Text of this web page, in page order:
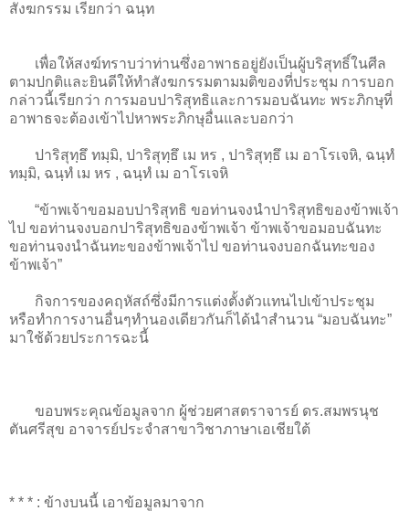
สังฆกรรม เรียกว่า ฉนฺท
เพื่อให้สงฆ์ทราบว่าท่านซึ่งอาพาธอยู่ยังเป็นผู้บริสุทธิ์ในศีล
ตามปกติและยินดีให้ทำสังฆกรรมตามมติของที่ประชุม การบอก
กล่าวนี้เรียกว่า การมอบปาริสุทธิและการมอบฉันทะ พระภิกษุที่
อาพาธจะต้องเข้าไปหาพระภิกษุอื่นและบอกว่า
ปาริสุทฺธึ ทมฺมิ, ปาริสุทฺธึ เม หร , ปาริสุทฺธึ เม อาโรเจหิ, ฉนฺทํ
ทมฺมิ, ฉนฺทํ เม หร , ฉนฺทํ เม อาโรเจหิ
“ข้าพเจ้าขอมอบปาริสุทธิ ขอท่านจงนำปาริสุทธิของข้าพเจ้า
ไป ขอท่านจงบอกปาริสุทธิของข้าพเจ้า ข้าพเจ้าขอมอบฉันทะ
ขอท่านจงนำฉันทะของข้าพเจ้าไป ขอท่านจงบอกฉันทะของ
ข้าพเจ้า”
กิจการของคฤหัสถ์ซึ่งมีการแต่งตั้งตัวแทนไปเข้าประชุม
หรือทำการงานอื่นๆทำนองเดียวกันก็ได้นำสำนวน “มอบฉันทะ”
มาใช้ด้วยประการฉะนี้
ขอบพระคุณข้อมูลจาก ผู้ช่วยศาสตราจารย์ ดร.สมพรนุช
ตันศรีสุข อาจารย์ประจำสาขาวิชาภาษาเอเชียใต้
* * * : ข้างบนนี้ เอาข้อมูลมาจาก